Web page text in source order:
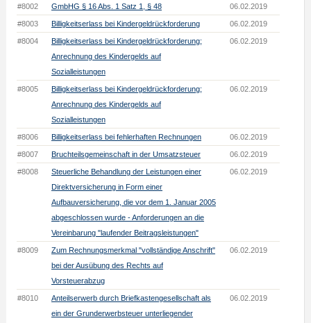
#8002 GmbHG § 16 Abs. 1 Satz 1, § 48 06.02.2019
#8003 Billigkeitserlass bei Kindergeldrückforderung 06.02.2019
#8004
Billigkeitserlass bei Kindergeldrückforderung;
Anrechnung des Kindergelds auf
Sozialleistungen
06.02.2019
#8005
Billigkeitserlass bei Kindergeldrückforderung;
Anrechnung des Kindergelds auf
Sozialleistungen
06.02.2019
#8006 Billigkeitserlass bei fehlerhaften Rechnungen 06.02.2019
#8007 Bruchteilsgemeinschaft in der Umsatzsteuer 06.02.2019
#8008
Steuerliche Behandlung der Leistungen einer
Direktversicherung in Form einer
Aufbauversicherung, die vor dem 1. Januar 2005
abgeschlossen wurde - Anforderungen an die
Vereinbarung "laufender Beitragsleistungen"
06.02.2019
#8009
Zum Rechnungsmerkmal "vollständige Anschrift"
bei der Ausübung des Rechts auf
Vorsteuerabzug
06.02.2019
#8010
Anteilserwerb durch Briefkastengesellschaft als
ein der Grunderwerbsteuer unterliegender
06.02.2019